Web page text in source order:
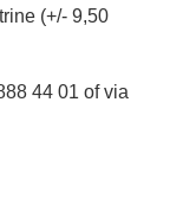
(+/- 9,50
44 01 of via